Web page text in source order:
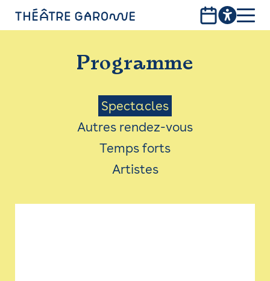
PROGRAMME
INFOS PRATIQUES
AVEC LES PUBLICS
ACCESSIBILITÉ
LES PRODUCTIONS
Programme
Menu
Saison
Spectacles
Autres rendez-vous
Temps forts
Artistes